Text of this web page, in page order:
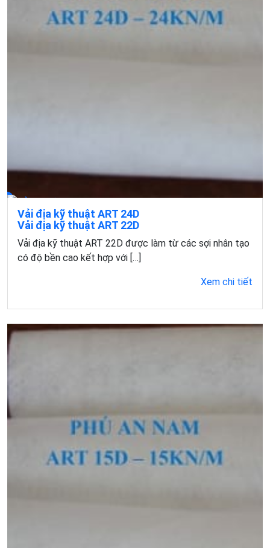
Vải địa kỹ thuật ART 24D
Đặc điểm của vải địa kỹ thuật ART 24D Vải địa kỹ thuật
ART 24D được sản xuất tại Việt […]
Vải địa kỹ thuật ART 22D
Vải địa kỹ thuật ART 22D được làm từ các sợi nhân tạo
có độ bền cao kết hợp với […]
Xem chi tiết